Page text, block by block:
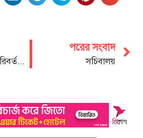
তারেক রহমান পরিবর্তনের বার্তা দিয়ে জয় করলেন মানুষের হৃদয়
পরের সংবাদ
সচিবালয়